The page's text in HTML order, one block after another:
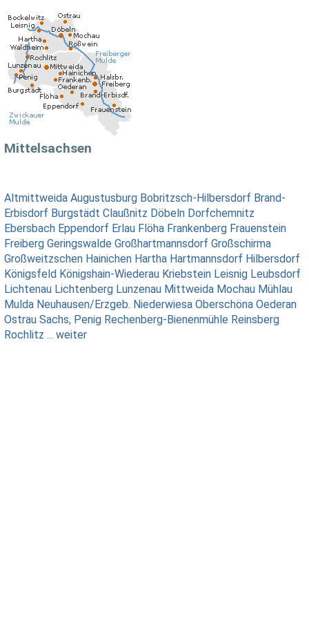
Mittelsachsen
Altmittweida Augustusburg Bobritzsch-Hilbersdorf Brand-
Erbisdorf Burgstädt Claußnitz Döbeln Dorfchemnitz
Ebersbach Eppendorf Erlau Flöha Frankenberg Frauenstein
Freiberg Geringswalde Großhartmannsdorf Großschirma
Großweitzschen Hainichen Hartha Hartmannsdorf Hilbersdorf
Königsfeld Königshain-Wiederau Kriebstein Leisnig Leubsdorf
Lichtenau Lichtenberg Lunzenau Mittweida Mochau Mühlau
Mulda Neuhausen/Erzgeb. Niederwiesa Oberschöna Oederan
Ostrau Sachs, Penig Rechenberg-Bienenmühle Reinsberg
Rochlitz ...weiter